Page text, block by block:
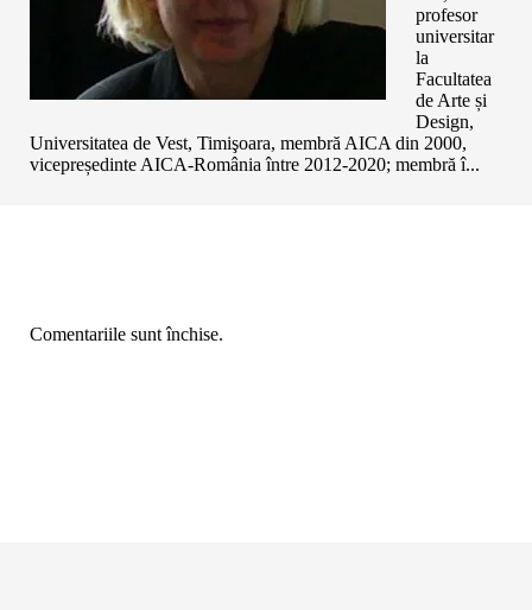
profesor
universitar
la
Facultatea
de Arte și
Design,
Universitatea de Vest, Timişoara, membră AICA din 2000,
vicepreședinte AICA-România între 2012-2020; membră î...
Comentariile sunt închise.